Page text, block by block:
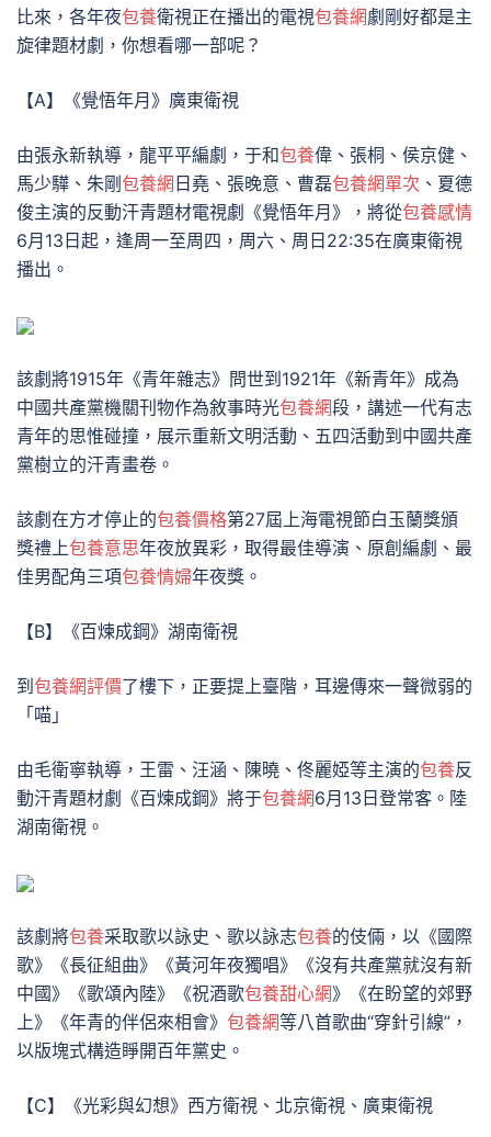
比來，各年夜包養衛視正在播出的電視包養網劇剛好都是主
旋律題材劇，你想看哪一部呢？
【A】《覺悟年月》廣東衛視
由張永新執導，龍平平編劇，于和包養偉、張桐、侯京健、
馬少驊、朱剛包養網 日堯、張晚意、曹磊包養網單次 、夏德
俊主演的反動汗青題材電視劇《覺悟年月》，將從包養感情
6月13日起，逢周一至周四，周六、周日22:35在廣東衛視
播出。
該劇將1915年《青年雜志》問世到1921年《新青年》成為
中國共產黨機關刊物作為敘事時光包養網段，講述一代有志
青年的思惟碰撞，展示重新文明活動、五四活動到中國共產
黨樹立的汗青畫卷。
該劇在方才停止的包養價格第27屆上海電視節白玉蘭獎頒
獎禮上包養意思年夜放異彩，取得最佳導演、原創編劇、最
佳男配角三項包養情婦年夜獎。
【B】《百煉成鋼》湖南衛視
到 包養網評價了樓下，正要提上臺階，耳邊傳來一聲微弱的
「喵」
由毛衛寧執導，王雷、汪涵、陳曉、佟麗婭等主演的包養反
動汗青題材劇《百煉成鋼》將于包養網6月13日登常客。陸
湖南衛視。
該劇將包養采取歌以詠史、歌以詠志包養的伎倆，以《國際
歌》《長征組曲》《黃河年夜獨唱》《沒有共產黨就沒有新
中國》《歌頌內陸》《祝酒歌包養甜心網》《在盼望的郊野
上》《年青的伴侶來相會》 包養網等八首歌曲“穿針引線”，
以版塊式構造睜開百年黨史。
【C】《光彩與幻想》西方衛視、北京衛視、廣東衛視